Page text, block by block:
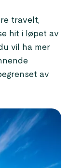
travelt,
hit i løpet av
vil ha mer
av